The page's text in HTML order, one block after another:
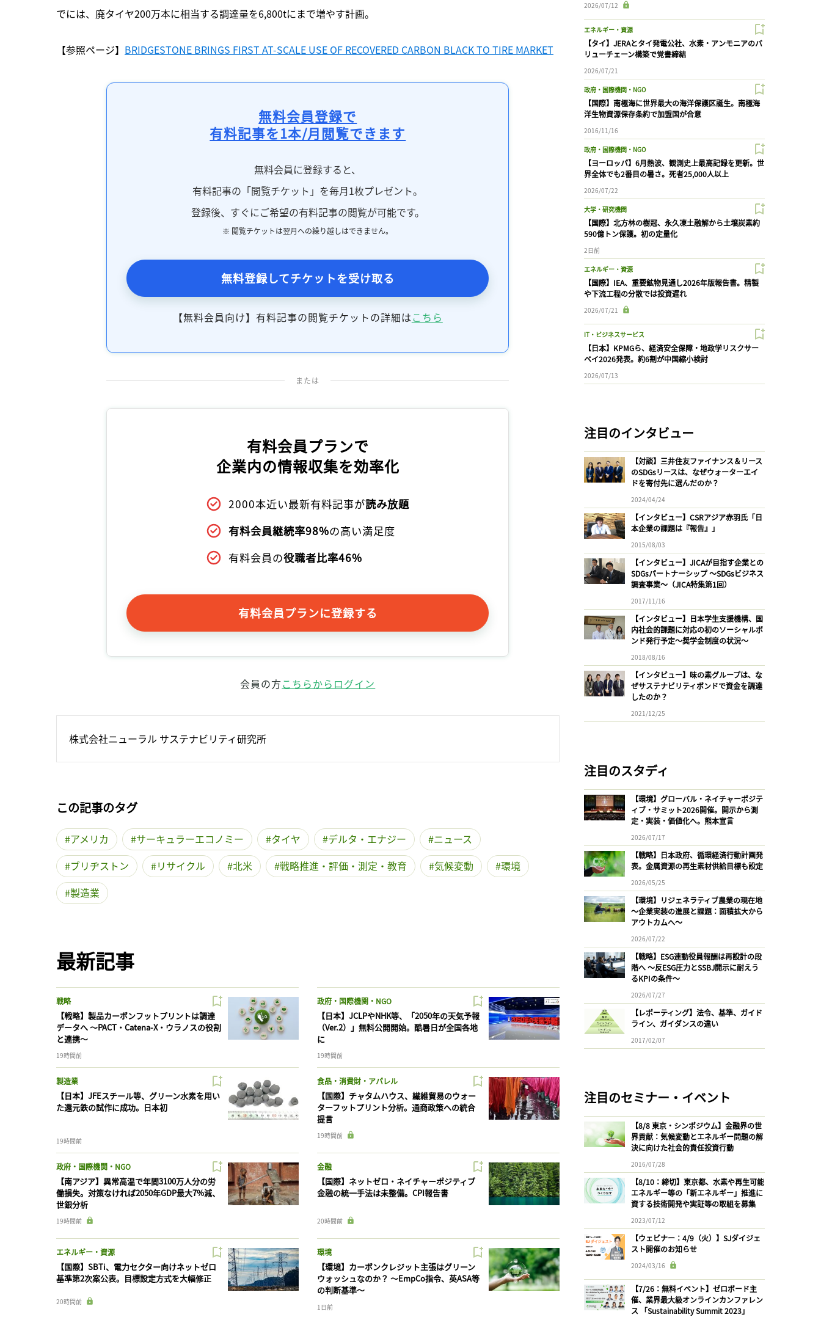
でには、廃タイヤ200万本に相当する調達量を6,800tにまで増やす計画。
【参照ページ】 BRIDGESTONE BRINGS FIRST AT-SCALE USE OF RECOVERED CARBON BLACK TO TIRE MARKET
無料会員登録で
有料記事を1本/月閲覧できます
無料会員に登録すると、
有料記事の「閲覧チケット」を毎月1枚プレゼント。
登録後、すぐにご希望の有料記事の閲覧が可能です。
※ 閲覧チケットは翌月への繰り越しはできません。
無料登録してチケットを受け取る
【無料会員向け】有料記事の閲覧チケットの詳細はこちら
または
有料会員プランで
企業内の情報収集を効率化
2000本近い最新有料記事が読み放題
有料会員継続率98%の高い満足度
有料会員の役職者比率46%
有料会員プランに登録する
会員の方こちらからログイン
株式会社ニューラル サステナビリティ研究所
この記事のタグ
アメリカ サーキュラーエコノミー タイヤ デルタ・エナジー
ニュース
ブリヂストン
リサイクル 北米 戦略推進・評価・測定・教育 気候変動
環境
製造業
最新記事
戦略
【戦略】製品カーボンフットプリントは調達
データへ 〜PACT・Catena-X・ウラノスの役割
と連携〜
19時間前
政府・国際機関・NGO
【日本】JCLPやNHK等、「2050年の天気予報
（Ver.2）」無料公開開始。酷暑日が全国各地
に
19時間前
製造業
【日本】JFEスチール等、グリーン水素を用い
た還元鉄の試作に成功。日本初
19時間前
食品・消費財・アパレル
【国際】チャタムハウス、繊維貿易のウォー
ターフットプリント分析。通商政策への統合
提言
19時間前
政府・国際機関・NGO
【南アジア】異常高温で年間3100万人分の労
働損失。対策なければ2050年GDP最大7%減、
世銀分析
19時間前
金融
【国際】ネットゼロ・ネイチャーポジティブ
金融の統一手法は未整備。CPI報告書
20時間前
エネルギー・資源
【国際】SBTi、電力セクター向けネットゼロ
基準第2次案公表。目標設定方式を大幅修正
20時間前
環境
【環境】カーボンクレジット主張はグリーン
ウォッシュなのか？ 〜EmpCo指令、英ASA等
の判断基準〜
1日前
2026/07/12
エネルギー・資源
【タイ】JERAとタイ発電公社、水素・アンモニアのバ
リューチェーン構築で覚書締結
2026/07/21
政府・国際機関・NGO
【国際】南極海に世界最大の海洋保護区誕生。南極海
洋生物資源保存条約で加盟国が合意
2016/11/16
政府・国際機関・NGO
【ヨーロッパ】6月熱波、観測史上最高記録を更新。世
界全体でも2番目の暑さ。死者25,000人以上
2026/07/22
大学・研究機関
【国際】北方林の樹冠、永久凍土融解から土壌炭素約
590億トン保護。初の定量化
2日前
エネルギー・資源
【国際】IEA、重要鉱物見通し2026年版報告書。精製
や下流工程の分散では投資遅れ
2026/07/21
IT・ビジネスサービス
【日本】KPMGら、経済安全保障・地政学リスクサー
ベイ2026発表。約6割が中国縮小検討
2026/07/13
注目のインタビュー
【対談】三井住友ファイナンス＆リース
のSDGsリースは、なぜウォーターエイ
ドを寄付先に選んだのか？
2024/04/24
【インタビュー】CSRアジア赤羽氏「日
本企業の課題は『報告』」
2015/08/03
【インタビュー】JICAが目指す企業との
SDGsパートナーシップ 〜SDGsビジネス
調査事業〜（JICA特集第1回）
2017/11/16
【インタビュー】日本学生支援機構、国
内社会的課題に対応の初のソーシャルボ
ンド発行予定〜奨学金制度の状況〜
2018/08/16
【インタビュー】味の素グループは、な
ぜサステナビリティボンドで資金を調達
したのか？
2021/12/25
注目のスタディ
【環境】グローバル・ネイチャーポジテ
ィブ・サミット2026開催。開示から測
定・実装・価値化へ。熊本宣言
2026/07/17
【戦略】日本政府、循環経済行動計画発
表。金属資源の再生素材供給目標も設定
2026/05/25
【環境】リジェネラティブ農業の現在地
〜企業実装の進展と課題：面積拡大から
アウトカムへ〜
2026/07/22
【戦略】ESG連動役員報酬は再設計の段
階へ 〜反ESG圧力とSSBJ開示に耐えう
るKPIの条件〜
2026/07/27
【レポーティング】法令、基準、ガイド
ライン、ガイダンスの違い
2017/02/07
注目のセミナー・イベント
【8/8 東京・シンポジウム】金融界の世
界貢献：気候変動とエネルギー問題の解
決に向けた社会的責任投資行動
2016/07/28
【8/10：締切】東京都、水素や再生可能
エネルギー等の「新エネルギー」推進に
資する技術開発や実証等の取組を募集
2023/07/12
【ウェビナー：4/9（火）】SJダイジェ
スト開催のお知らせ
2024/03/16
【7/26：無料イベント】ゼロボード主
催、業界最大級オンラインカンファレン
ス 「Sustainability Summit 2023」
記事をお気に入りに保存するには
ログイン